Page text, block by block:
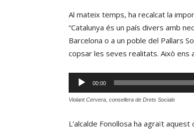
Al mateix temps, ha recalcat la
“Catalunya és un país divers amb
Barcelona o a un poble del Pallars
copsar les seves realitats. Això ens
Reproductor
d'àudio
00:00
Violant Cervera, consellera de Drets Socials
L’alcalde Fonollosa ha agraït